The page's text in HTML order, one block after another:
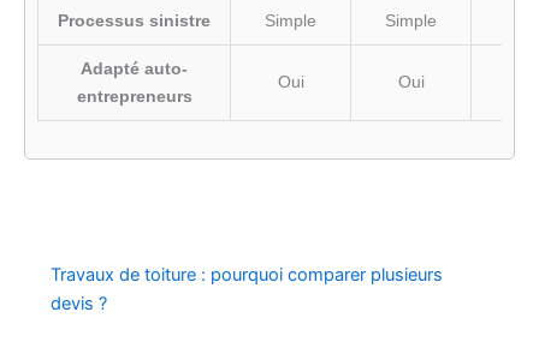
Processus sinistre Simple Simple
Adapté auto-
entrepreneurs
Oui Oui
Travaux de toiture : pourquoi comparer plusieurs
devis ?